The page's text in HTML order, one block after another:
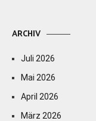
ARCHIV
Juli 2026
Mai 2026
April 2026
März 2026